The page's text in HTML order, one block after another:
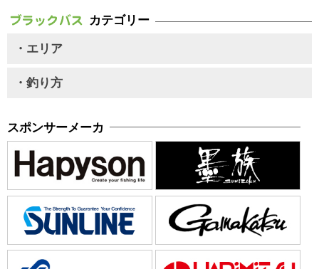
カテゴリー
・エリア
・釣り方
スポンサーメーカ